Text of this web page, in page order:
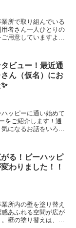
所で取り組んでいる
者さん一人ひとりの
用意していますよ
ビュー！最近通
ん（仮名）にお
ッピーに通い始めて
をご紹介します！通
になるお話をいろい
る！ビーハッピ
わりました！！
所内の壁を塗り替え
あふれる空間が広が
壁の塗り替えは、施